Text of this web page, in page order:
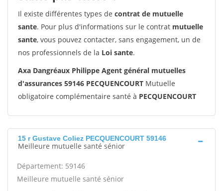
Il existe différentes types de contrat de mutuelle
sante. Pour plus d'informations sur le contrat mutuelle
sante, vous pouvez contacter, sans engagement, un de
nos professionnels de la Loi sante.
Axa Dangréaux Philippe Agent général mutuelles
d'assurances 59146 PECQUENCOURT Mutuelle
obligatoire complémentaire santé à PECQUENCOURT
15 r Gustave Coliez PECQUENCOURT 59146
Meilleure mutuelle santé sénior
Département: 59146
Meilleure mutuelle santé sénior